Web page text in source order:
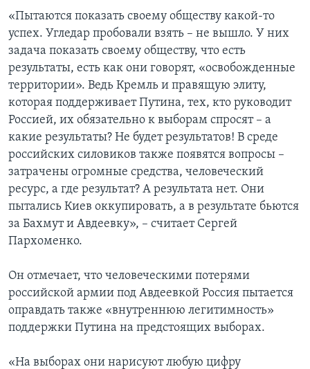
«Пытаются показать своему обществу какой-то
успех. Угледар пробовали взять – не вышло. У них
задача показать своему обществу, что есть
результаты, есть как они говорят, «освобожденные
территории». Ведь Кремль и правящую элиту,
которая поддерживает Путина, тех, кто руководит
Россией, их обязательно к выборам спросят – а
какие результаты? Не будет результатов! В среде
российских силовиков также появятся вопросы –
затрачены огромные средства, человеческий
ресурс, а где результат? А результата нет. Они
пытались Киев оккупировать, а в результате бьются
за Бахмут и Авдеевку», – считает Сергей
Пархоменко.
Он отмечает, что человеческими потерями
российской армии под Авдеевкой Россия пытается
оправдать также «внутреннюю легитимность»
поддержки Путина на предстоящих выборах.
«На выборах они нарисуют любую цифру